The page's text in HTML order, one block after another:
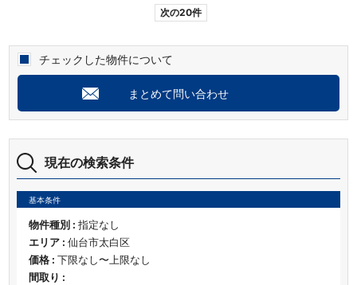
現在の検索条件
基本条件
物件種別 : 指定なし
エリア : 仙台市太白区
価格 : 下限なし〜上限なし
間取り :
次の20件
チェックした物件について
まとめて問い合わせ